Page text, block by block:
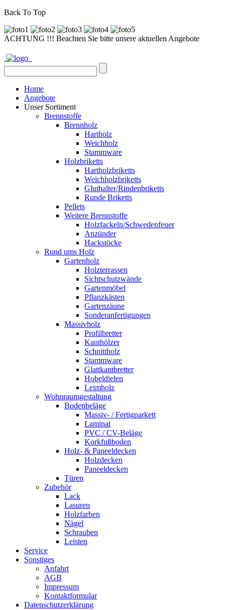
Back To Top
ACHTUNG !!! Beachten Sie bitte unsere aktuellen Angebote
Home
Angebote
Unser Sortiment
Brennstoffe
Brennholz
Hartholz
Weichholz
Stammware
Holzbriketts
Hartholzbriketts
Weichholzbriketts
Gluthalter/Rindenbriketts
Runde Briketts
Pellets
Weitere Brennstoffe
Holzfackeln/Schwedenfeuer
Anzünder
Hackstöcke
Rund ums Holz
Gartenholz
Holzterrassen
Sichtschutzwände
Gartenmöbel
Pflanzkästen
Gartenzäune
Sonderanfertigungen
Massivholz
Profilbretter
Kanthölzer
Schnittholz
Stammware
Glattkantbretter
Hobeldielen
Leimholz
Wohnraumgestaltung
Bodenbeläge
Massiv- / Fertigparkett
Laminat
PVC / CV-Beläge
Korkfußboden
Holz- & Paneeldecken
Holzdecken
Paneeldecken
Türen
Zubehör
Lack
Lasuren
Holzfarben
Nägel
Schrauben
Leisten
Service
Sonstiges
Anfahrt
AGB
Impressum
Kontaktformular
Datenschutzerklärung